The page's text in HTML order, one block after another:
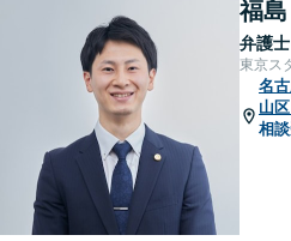
福
弁護士
東京ス
名
山区
相